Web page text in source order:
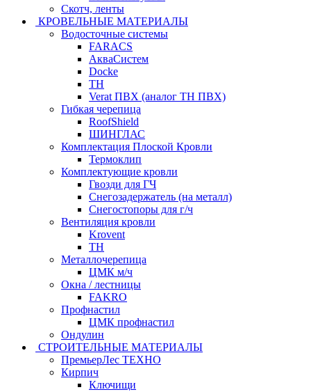
Скотч, ленты
КРОВЕЛЬНЫЕ МАТЕРИАЛЫ
Водосточные системы
FARACS
АкваСистем
Docke
ТН
Verat ПВХ (аналог ТН ПВХ)
Гибкая черепица
RoofShield
ШИНГЛАС
Комплектация Плоской Кровли
Термоклип
Комплектующие кровли
Гвозди для ГЧ
Снегозадержатель (на металл)
Снегостопоры для г/ч
Вентиляция кровли
Krovent
ТН
Металлочерепица
ЦМК м/ч
Окна / лестницы
FAKRO
Профнастил
ЦМК профнастил
Ондулин
СТРОИТЕЛЬНЫЕ МАТЕРИАЛЫ
ПремьерЛес ТЕХНО
Кирпич
Ключищи